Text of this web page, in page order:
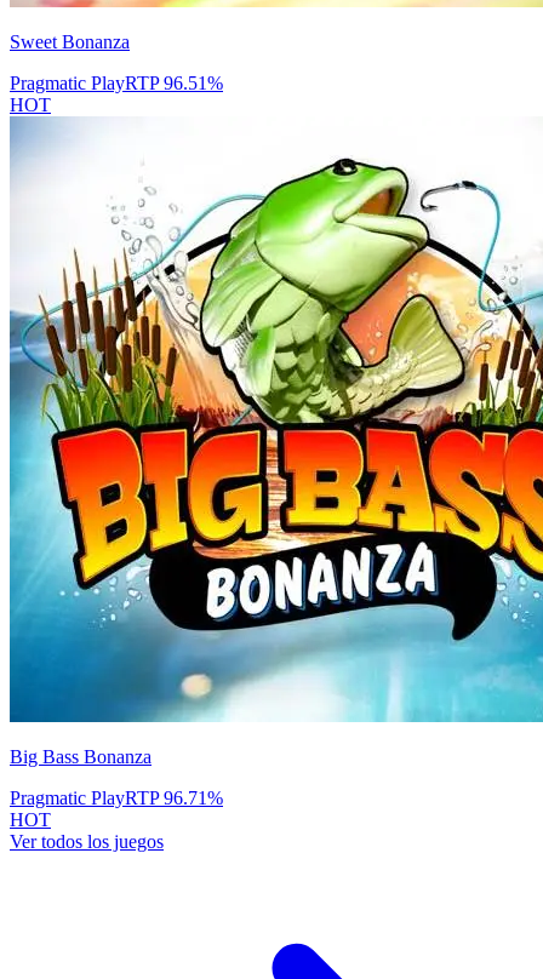
Sweet Bonanza
Pragmatic PlayRTP96.51%
HOT
Big Bass Bonanza
Pragmatic PlayRTP96.71%
HOT
Ver todos los juegos